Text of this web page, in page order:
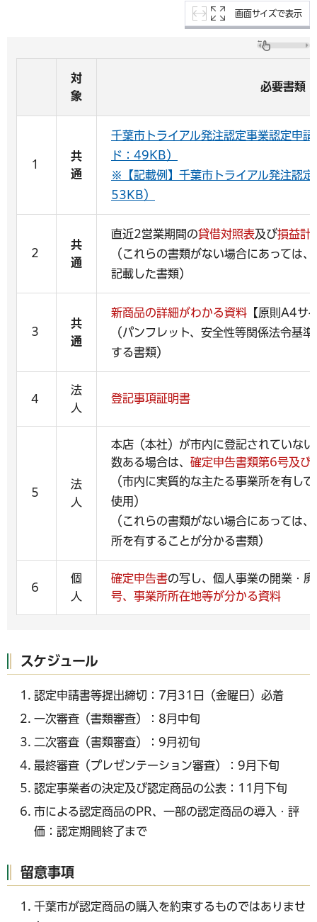
画面サイズで表示
対
象
必要書類
1
共
通
千葉市トライアル発注認定事業認定申
ド：49KB）
※【記載例】千葉市トライアル発注認
53KB）
2
共
通
直近2営業期間の貸借対照表及び損益計
（これらの書類がない場合にあっては
記載した書類）
3
共
通
新商品の詳細がわかる資料 【原則A4サ
（パンフレット、安全性等関係法令基
する書類）
4
法
人
登記事項証明書
5
法
人
本店（本社）が市内に登記されていな
数ある場合は、 確定申告書類第6号及び
（市内に実質的な主たる事業所を有し
使用）
（これらの書類がない場合にあっては
所を有することが分かる書類）
6
個
人
確定申告書の写し、個人事業の開業・
号、事業所所在地等が分かる資料
スケジュール
認定申請書等提出締切：7月31日（金曜日）必着
一次審査（書類審査）：8月中旬
二次審査（書類審査）：9月初旬
最終審査（プレゼンテーション審査）：9月下旬
認定事業者の決定及び認定商品の公表：11月下旬
市による認定商品のPR、一部の認定商品の導入・評
価：認定期間終了まで
留意事項
千葉市が認定商品の購入を約束するものではありませ